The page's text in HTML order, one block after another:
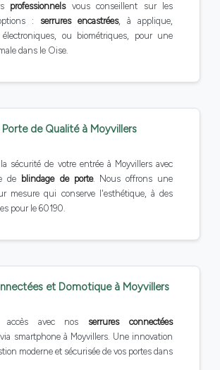
professionnelsvous conseillent sur les
: serrures encastrées, à applique,
ou biométriques, pour une
dans le Oise.
de Qualité à Moyvillers
sécurité de votre entrée à Moyvillers avec
de blindage de porte. Nous offrons une
mesure qui conserve l'esthétique, à des
pour le 60190.
et Domotique à Moyvillers
accès avec nos serrures connectées
smartphone à Moyvillers. Une innovation
moderne et sécurisée de vos portes dans